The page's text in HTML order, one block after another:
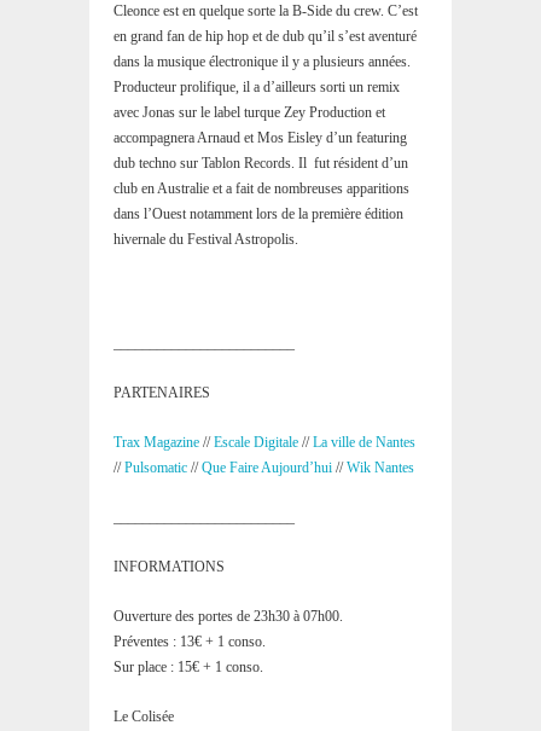
Cleonce est en quelque sorte la B-Side du crew. C’est
en grand fan de hip hop et de dub qu’il s’est aventuré
dans la musique électronique il y a plusieurs années.
Producteur prolifique, il a d’ailleurs sorti un remix
avec Jonas sur le label turque Zey Production et
accompagnera Arnaud et Mos Eisley d’un featuring
dub techno sur Tablon Records. Il fut résident d’un
club en Australie et a fait de nombreuses apparitions
dans l’Ouest notamment lors de la première édition
hivernale du Festival Astropolis.
PARTENAIRES
Trax Magazine //Escale Digitale //La ville de Nantes
//Pulsomatic //Que Faire Aujourd’hui //Wik Nantes
INFORMATIONS
Ouverture des portes de 23h30 à 07h00.
Préventes : 13€ + 1 conso.
Sur place : 15€ + 1 conso.
Le Colisée